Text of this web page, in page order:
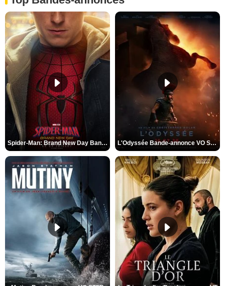
Spider-Man: Brand New Day Bande-annonce VO STFR L'Odyssée Bande-annonce VO STFR